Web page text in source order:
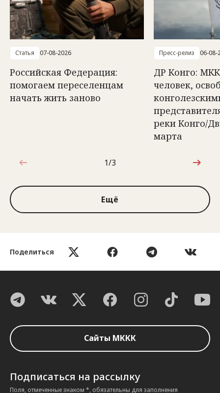
Поделиться
Статья 07-08-2026
Российская Федерация:
помогаем переселенцам
начать жить заново
Пресс-релиз 06-08-
ДР Конго:
человек,
реки Конго/
марта
1 из 3
1/3
Ещё
Сайты МККК
Подписаться на рассылку
Поля, отмеченные знаком *, обязательны для заполнения